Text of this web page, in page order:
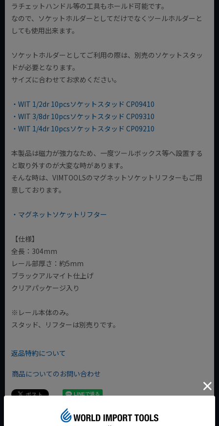
ラチェットハンドル等の工具もホールド可能です。
なので、ソケットホルダーとしてだけでなくツールホルダーと
しても使用出来ます。
ソケットホルダーとしてご利用の際は、別売のソケットスタッ
ドが必要となります。
サイズに合わせてお求めください。
・WIT 1/2dr 10pcsソケットスタッド CP09410
・WIT 3/8dr 10pcsソケットスタッド CP09310
・WIT 1/4dr 10pcsソケットスタッド CP09210
本製品は磁力が強力なため、一度ツールボックス等へ設置する
と取り外すのが大変な時があります。
そんな時は、VIMTOOLSのマグネットソケットリフターもご用
意しております。
・マグネットソケットリフター
【仕様】
全長：304mm
レール部厚さ：約5mm
ブラックアルマイト仕上げ
クリアパッケージ入り
※レール本体のみ。
スタッド、リフターは別売りです。
返品特約について
商品についてのお問い合わせ